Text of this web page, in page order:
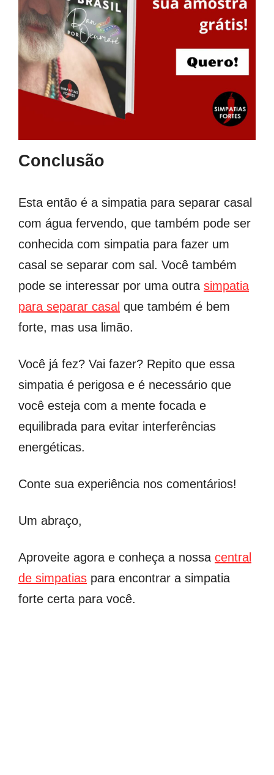
Conclusão
Esta então é a simpatia para separar casal
com água fervendo, que também pode ser
conhecida com simpatia para fazer um
casal se separar com sal. Você também
pode se interessar por uma outra simpatia
para separar casal que também é bem
forte, mas usa limão.
Você já fez? Vai fazer? Repito que essa
simpatia é perigosa e é necessário que
você esteja com a mente focada e
equilibrada para evitar interferências
energéticas.
Conte sua experiência nos comentários!
Um abraço,
Aproveite agora e conheça a nossa central
de simpatias para encontrar a simpatia
forte certa para você.